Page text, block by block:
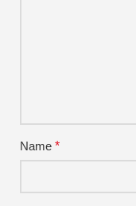
Name *